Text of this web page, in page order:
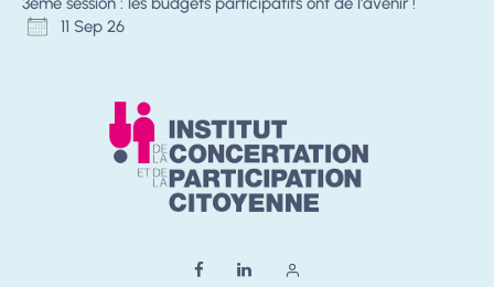
11 Sep 26